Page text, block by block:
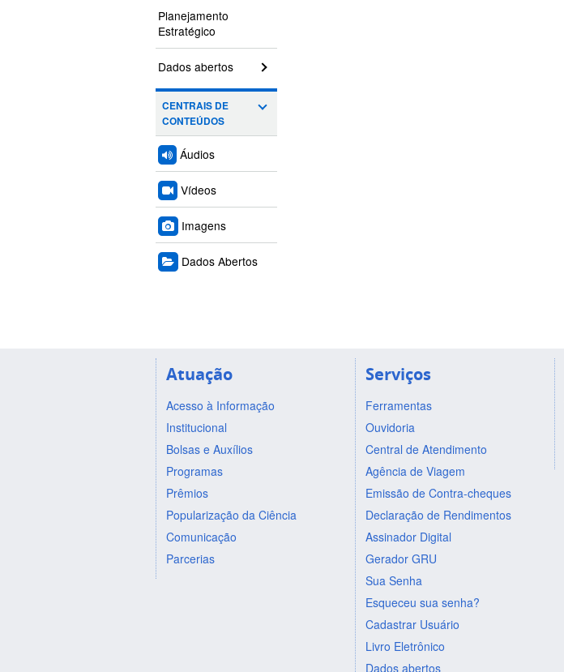
Planejamento
Estratégico
Dados abertos
CENTRAIS DE
CONTEÚDOS
Áudios
Vídeos
Imagens
Dados Abertos
Atuação
Acesso à Informação
Institucional
Bolsas e Auxílios
Programas
Prêmios
Popularização da Ciência
Comunicação
Parcerias
Serviços
Ferramentas
Ouvidoria
Central de Atendimento
Agência de Viagem
Emissão de Contra-cheques
Declaração de Rendimentos
Assinador Digital
Gerador GRU
Sua Senha
Esqueceu sua senha?
Cadastrar Usuário
Livro Eletrônico
Dados abertos